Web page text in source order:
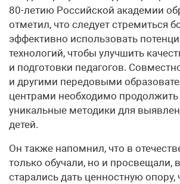
80-летию Российской академии
отметил, что следует стремиться
эффективно использовать
технологий, чтобы улучшить
и подготовки педагогов.
и другими передовыми
центрами необходимо
уникальные методики для
детей.
Он также напомнил, что в
только обучали, но и просвещали,
старались дать ценностную опору,